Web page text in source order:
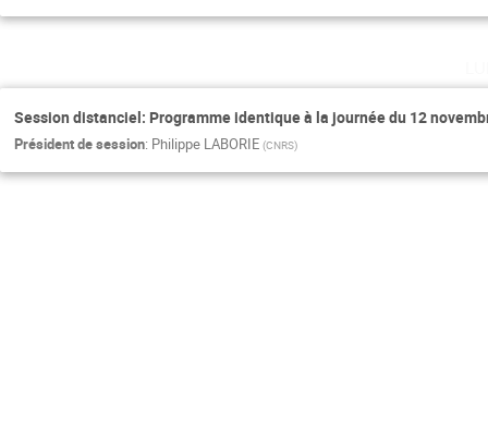
Session distanciel: Programme identique à la journée du 12
Président de session: Philippe LABORIE (CNRS)